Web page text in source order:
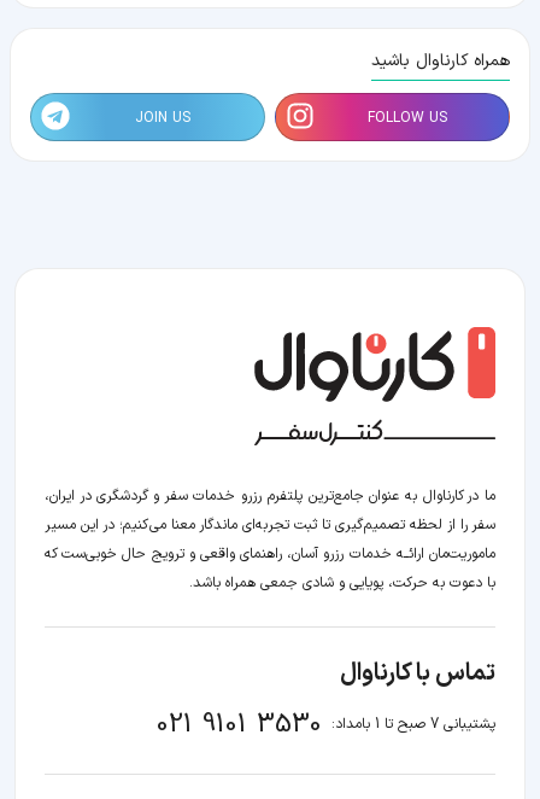
همراه کارناوال باشید
FOLLOW US
JOIN US
ما در کارناوال به عنوان جامع‌ترین پلتفرم رزرو خدمات سفر و گردشگری در ایران،
سفر را از لحظه‌ تصمیم‌گیری تا ثبت تجربه‌ای ماندگار معنا می‌کنیم؛ در این مسیر‍
ماموریت‌مان اراﺋــﻪ خدمات رزرو آسان، راهنمای واقعی و ترویج حال خوبی‌ست که
با دعوت به حرکت، پویایی و شادی جمعی همراه باشد.
تماس با کارناوال
پشتیبانی 7 صبح تا 1 بامداد: 021 9101 3530